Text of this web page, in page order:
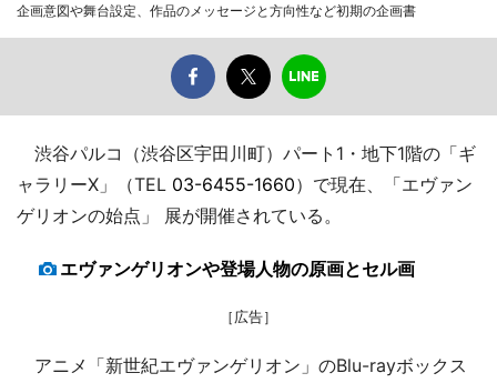
企画意図や舞台設定、作品のメッセージと方向性など初期の企画書
渋谷パルコ（渋谷区宇田川町）パート1・地下1階の「ギ
ャラリーX」（TEL 03-6455-1660）で現在、「エヴァン
ゲリオンの始点」 展が開催されている。
エヴァンゲリオンや登場人物の原画とセル画
［広告］
アニメ「新世紀エヴァンゲリオン」のBlu-rayボックス